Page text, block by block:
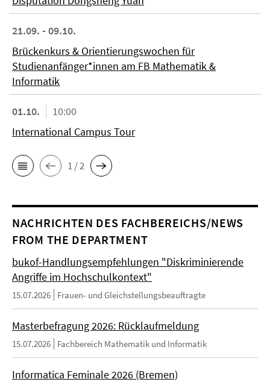
21.09. - 09.10.
Brückenkurs & Orientierungswochen für
Studienanfänger*innen am FB Mathematik &
Informatik
01.10.
10:00
International Campus Tour
1 / 2
NACHRICHTEN DES FACHBEREICHS/NEWS
FROM THE DEPARTMENT
bukof-Handlungsempfehlungen "Diskriminierende
Angriffe im Hochschulkontext"
15.07.2026 Frauen- und Gleichstellungsbeauftragte
Masterbefragung 2026: Rücklaufmeldung
15.07.2026 Fachbereich Mathematik und Informatik
Informatica Feminale 2026 (Bremen)